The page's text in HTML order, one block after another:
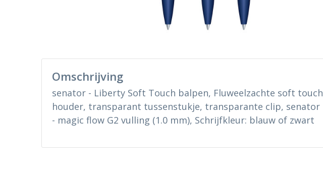
Omschrijving
senator - Liberty Soft Touch balpen, Fluweelzachte soft touch
houder, transparant tussenstukje, transparante clip, senator
- magic flow G2 vulling (1.0 mm), Schrijfkleur: blauw of zwart